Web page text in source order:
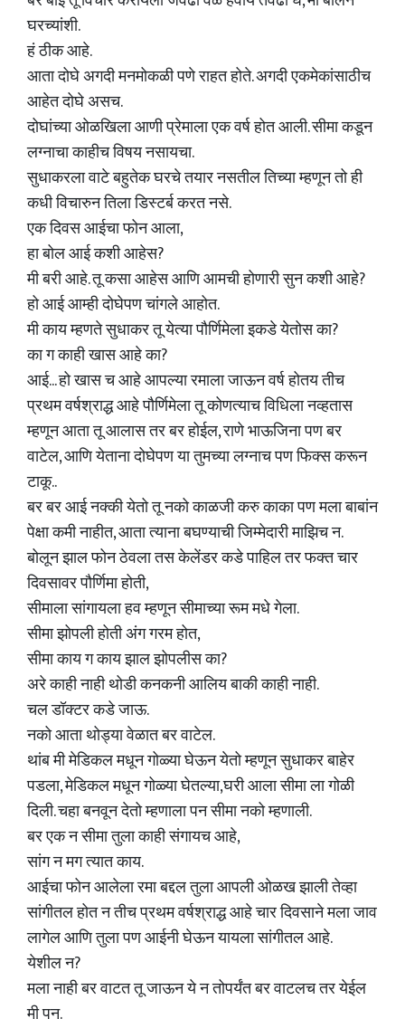
घरच्यांशी.
हं ठीक आहे.
आता दोघे अगदी मनमोकळी पणे राहत होते. अगदी एकमेकांसाठीच
आहेत दोघे असच.
दोघांच्या ओळखिला आणी प्रेमाला एक वर्ष होत आली. सीमा कडून
लग्नाचा काहीच विषय नसायचा.
सुधाकरला वाटे बहुतेक घरचे तयार नसतील तिच्या म्हणून तो ही
कधी विचारुन तिला डिस्टर्ब करत नसे.
एक दिवस आईचा फोन आला,
हा बोल आई कशी आहेस?
मी बरी आहे. तू कसा आहेस आणि आमची होणारी सुन कशी आहे?
हो आई आम्ही दोघेपण चांगले आहोत.
मी काय म्हणते सुधाकर तू येत्या पौर्णिमेला इकडे येतोस का?
का ग काही खास आहे का?
आई... हो खास च आहे आपल्या रमाला जाऊन वर्ष होतय तीच
प्रथम वर्षश्राद्ध आहे पौर्णिमेला तू कोणत्याच विधिला नव्हतास
म्हणून आता तू आलास तर बर होईल, राणे भाऊजिना पण बर
वाटेल, आणि येताना दोघेपण या तुमच्या लग्नाच पण फिक्स करून
टाकू..
बर बर आई नक्की येतो तू नको काळजी करु काका पण मला बाबांन
पेक्षा कमी नाहीत, आता त्याना बघण्याची जिम्मेदारी माझिच न.
बोलून झाल फोन ठेवला तस केलेंडर कडे पाहिल तर फक्त चार
दिवसावर पौर्णिमा होती,
सीमाला सांगायला हव म्हणून सीमाच्या रूम मधे गेला.
सीमा झोपली होती अंग गरम होत,
सीमा काय ग काय झाल झोपलीस का?
अरे काही नाही थोडी कनकनी आलिय बाकी काही नाही.
चल डॉक्टर कडे जाऊ.
नको आता थोड्या वेळात बर वाटेल.
थांब मी मेडिकल मधून गोळ्या घेऊन येतो म्हणून सुधाकर बाहेर
पडला, मेडिकल मधून गोळ्या घेतल्या,घरी आला सीमा ला गोळी
दिली. चहा बनवून देतो म्हणाला पन सीमा नको म्हणाली.
बर एक न सीमा तुला काही संगायच आहे,
सांग न मग त्यात काय.
आईचा फोन आलेला रमा बद्दल तुला आपली ओळख झाली तेव्हा
सांगीतल होत न तीच प्रथम वर्षश्राद्ध आहे चार दिवसाने मला जाव
लागेल आणि तुला पण आईनी घेऊन यायला सांगीतल आहे.
येशील न?
मला नाही बर वाटत तू जाऊन ये न तोपर्यंत बर वाटलच तर येईल